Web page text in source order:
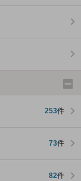
253件
73件
82件